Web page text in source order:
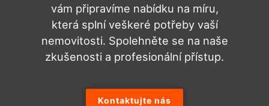
vám připravíme nabídku na míru,
která splní veškeré potřeby vaší
nemovitosti. Spolehněte se na naše
zkušenosti a profesionální přístup.
Kontaktujte nás